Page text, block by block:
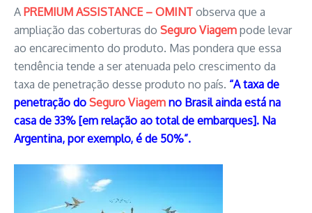
A PREMIUM ASSISTANCE – OMINT observa que a
ampliação das coberturas do Seguro Viagem pode levar
ao encarecimento do produto. Mas pondera que essa
tendência tende a ser atenuada pelo crescimento da
taxa de penetração desse produto no país. “A taxa de
penetração do Seguro Viagem no Brasil ainda está na
casa de 33% [em relação ao total de embarques]. Na
Argentina, por exemplo, é de 50%”.